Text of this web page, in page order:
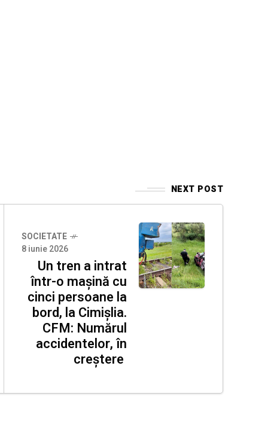
NEXT POST
SOCIETATE
8 iunie 2026
Un tren a intrat
într-o mașină cu
cinci persoane la
bord, la Cimișlia.
CFM: Numărul
accidentelor, în
creștere